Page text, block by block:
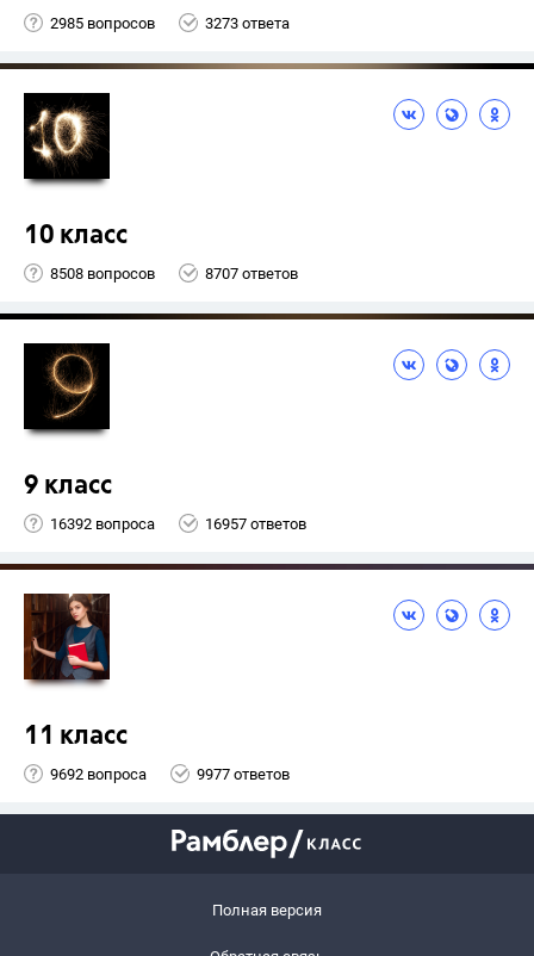
2985 вопросов 3273 ответа
10 класс
8508 вопросов 8707 ответов
9 класс
16392 вопроса 16957 ответов
11 класс
9692 вопроса 9977 ответов
Полная версия